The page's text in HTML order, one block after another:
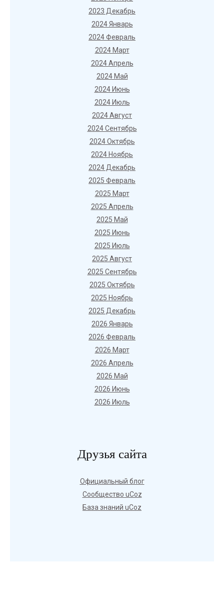
2023 Декабрь
2024 Январь
2024 Февраль
2024 Март
2024 Апрель
2024 Май
2024 Июнь
2024 Июль
2024 Август
2024 Сентябрь
2024 Октябрь
2024 Ноябрь
2024 Декабрь
2025 Февраль
2025 Март
2025 Апрель
2025 Май
2025 Июнь
2025 Июль
2025 Август
2025 Сентябрь
2025 Октябрь
2025 Ноябрь
2025 Декабрь
2026 Январь
2026 Февраль
2026 Март
2026 Апрель
2026 Май
2026 Июнь
2026 Июль
Друзья сайта
Официальный блог
Сообщество uCoz
База знаний uCoz